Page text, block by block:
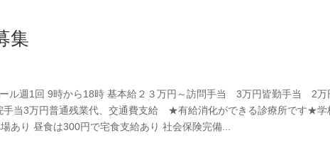
集
ル週1回 9時から18時 基本給２３万円～訪問手当 3万円皆勤手当 2万
手当3万円普通残業代、交通費支給 ★有給消化ができる診療所です★学
り 昼食は300円で宅食支給あり 社会保険完備...